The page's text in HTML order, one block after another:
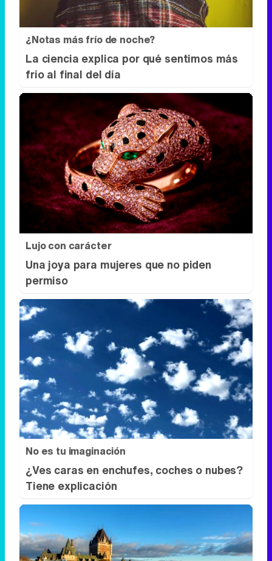
Lujo con carácter
Una joya para mujeres que no piden
permiso
No es tu imaginación
¿Ves caras en enchufes, coches o nubes?
Tiene explicación